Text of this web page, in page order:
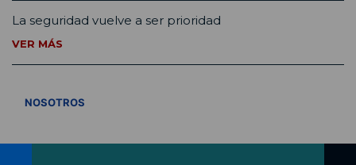
La seguridad vuelve a ser prioridad
VER MÁS
NOSOTROS